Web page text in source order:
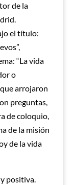
de la
el título:
“La vida
o
arrojaron
preguntas,
de coloquio,
de la misión
de la vida
positiva.